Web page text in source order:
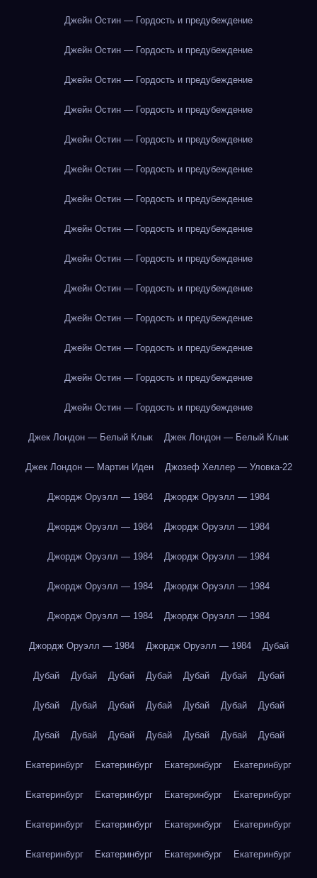
Джейн Остин — Гордость и предубеждение
Джейн Остин — Гордость и предубеждение
Джейн Остин — Гордость и предубеждение
Джейн Остин — Гордость и предубеждение
Джейн Остин — Гордость и предубеждение
Джейн Остин — Гордость и предубеждение
Джейн Остин — Гордость и предубеждение
Джейн Остин — Гордость и предубеждение
Джейн Остин — Гордость и предубеждение
Джейн Остин — Гордость и предубеждение
Джейн Остин — Гордость и предубеждение
Джейн Остин — Гордость и предубеждение
Джейн Остин — Гордость и предубеждение
Джейн Остин — Гордость и предубеждение
Джек Лондон — Белый Клык Джек Лондон — Белый Клык
Джек Лондон — Мартин Иден Джозеф Хеллер — Уловка-22
Джордж Оруэлл — 1984 Джордж Оруэлл — 1984
Джордж Оруэлл — 1984 Джордж Оруэлл — 1984
Джордж Оруэлл — 1984 Джордж Оруэлл — 1984
Джордж Оруэлл — 1984 Джордж Оруэлл — 1984
Джордж Оруэлл — 1984 Джордж Оруэлл — 1984
Джордж Оруэлл — 1984 Джордж Оруэлл — 1984 Дубай
Дубай Дубай Дубай Дубай Дубай Дубай Дубай
Дубай Дубай Дубай Дубай Дубай Дубай Дубай
Дубай Дубай Дубай Дубай Дубай Дубай Дубай
Екатеринбург Екатеринбург Екатеринбург Екатеринбург
Екатеринбург Екатеринбург Екатеринбург Екатеринбург
Екатеринбург Екатеринбург Екатеринбург Екатеринбург
Екатеринбург Екатеринбург Екатеринбург Екатеринбург